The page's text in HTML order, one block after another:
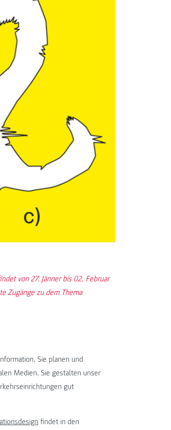
von 27. Jänner bis 02. Februar
Zugänge zu dem Thema
Sie planen und
Medien. Sie gestalten unser
gut
findet in den